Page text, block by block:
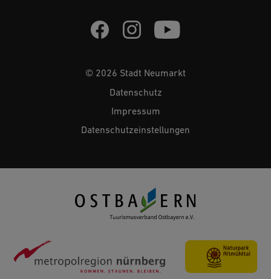
© 2026 Stadt Neumarkt
Datenschutz
Impressum
Datenschutzeinstellungen